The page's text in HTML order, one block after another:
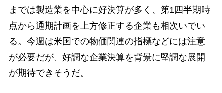
までは製造業を中心に好決算が多く、第1四半期時
点から通期計画を上方修正する企業も相次いでい
る。今週は米国での物価関連の指標などには注意
が必要だが、好調な企業決算を背景に堅調な展開
が期待できそうだ。